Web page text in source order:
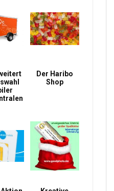
Der Haribo
Shop